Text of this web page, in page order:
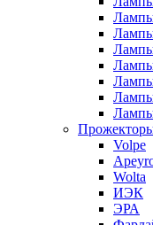
Лампы
Volpe
Wolta
ИЭК
ЭРА